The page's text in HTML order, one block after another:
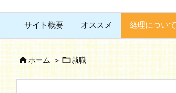
サイト概要 オススメ 経理について
ホーム > 就職